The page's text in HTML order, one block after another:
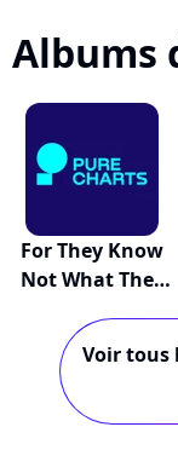
Albums
For They Know
Not What They
Voir tous